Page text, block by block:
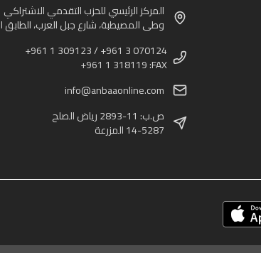
المركز الرئيسي للحزب التقدمي الاشتراكي
وطى المصيطبة، شارع جبل العرب، الطابق
+961 1 309123 / +961 3 070124
+961 1 318119 :FAX
info@anbaaonline.com
ص.ب: 11-2893 رياض الصلح
14-5287 المزرعة